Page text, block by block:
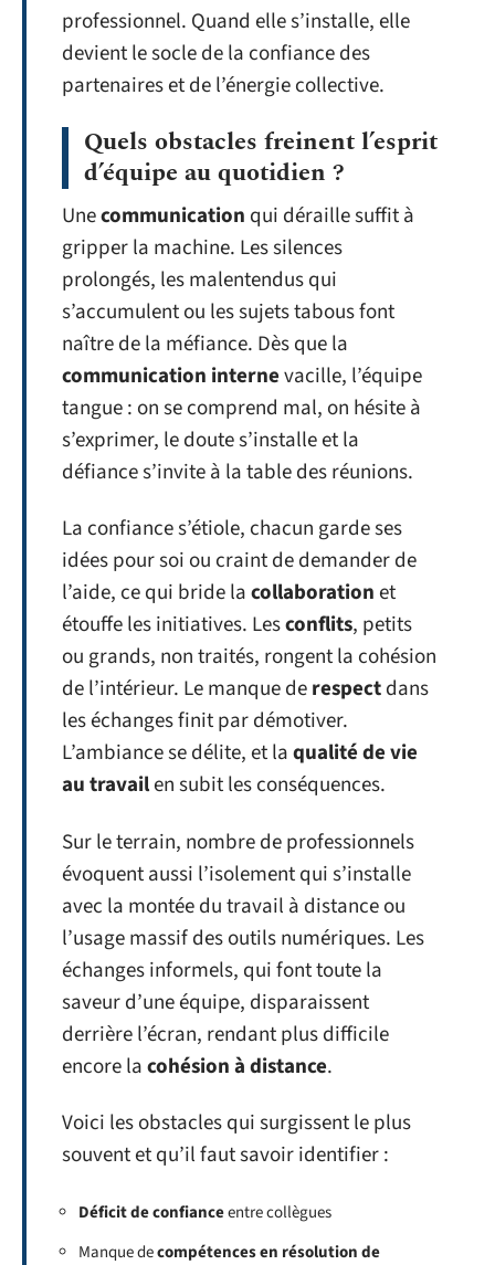
professionnel. Quand elle s’installe, elle
devient le socle de la confiance des
partenaires et de l’énergie collective.
Quels obstacles freinent l’esprit
d’équipe au quotidien ?
Unecommunication qui déraille suffit à
gripper la machine. Les silences
prolongés, les malentendus qui
s’accumulent ou les sujets tabous font
naître de la méfiance. Dès que la
communication internevacille, l’équipe
tangue : on se comprend mal, on hésite à
s’exprimer, le doute s’installe et la
défiance s’invite à la table des réunions.
La confiance s’étiole, chacun garde ses
idées pour soi ou craint de demander de
l’aide, ce qui bride lacollaborationet
étouffe les initiatives. Lesconflits, petits
ou grands, non traités, rongent la cohésion
de l’intérieur. Le manque derespectdans
les échanges finit par démotiver.
L’ambiance se délite, et laqualité de vie
au travailen subit les conséquences.
Sur le terrain, nombre de professionnels
évoquent aussi l’isolement qui s’installe
avec la montée du travail à distance ou
l’usage massif des outils numériques. Les
échanges informels, qui font toute la
saveur d’une équipe, disparaissent
derrière l’écran, rendant plus difficile
encore lacohésion à distance.
Voici les obstacles qui surgissent le plus
souvent et qu’il faut savoir identifier :
Déficit de confianceentre collègues
Manque decompétences en résolution de